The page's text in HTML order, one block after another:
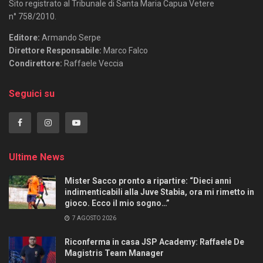
Sito registrato al Tribunale di Santa Maria Capua Vetere
n° 758/2010.
Editore: Armando Serpe
Direttore Responsabile: Marco Falco
Condirettore: Raffaele Veccia
Seguici su
Ultime News
Mister Sacco pronto a ripartire: “Dieci anni
indimenticabili alla Juve Stabia, ora mi rimetto in
gioco. Ecco il mio sogno…”
7 AGOSTO 2026
Riconferma in casa JSP Academy: Raffaele De
Magistris Team Manager